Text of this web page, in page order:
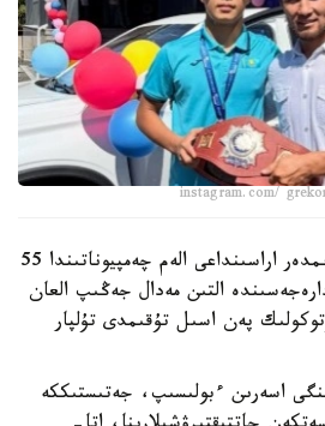
باكۋدە وتكەن جاسوسپىرىمدەر اراسىنداعى الەم چەمپيوناتىندا 55
التىن مەدال جەڭىپ العان
پەن اسىل تۇقىمدى تۇلپار
اسەرىن ءبولىسىپ، جەتىستىككە